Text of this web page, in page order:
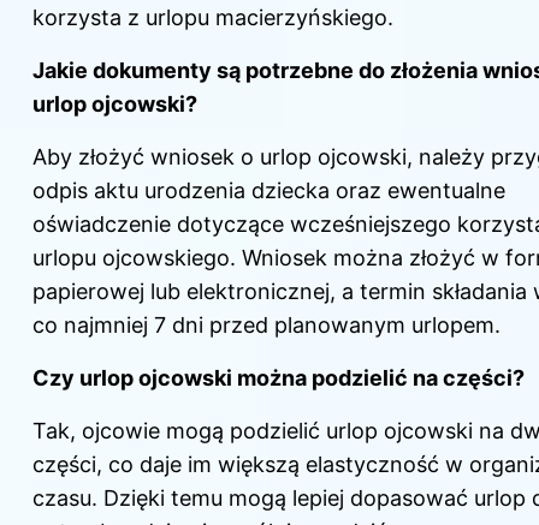
korzysta z urlopu macierzyńskiego.
Jakie dokumenty są potrzebne do złożenia
urlop ojcowski?
Aby złożyć wniosek o urlop ojcowski, należy
odpis aktu urodzenia dziecka oraz ewentualne
oświadczenie dotyczące wcześniejszego
urlopu ojcowskiego. Wniosek można złożyć w
papierowej lub elektronicznej, a termin składania
co najmniej 7 dni przed planowanym urlopem.
Czy urlop ojcowski można podzielić na części?
Tak, ojcowie mogą podzielić urlop ojcowski na
części, co daje im większą elastyczność w
czasu. Dzięki temu mogą lepiej dopasować urlop